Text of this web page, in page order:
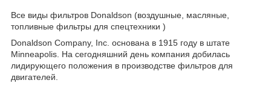
Все виды фильтров Donaldson (воздушные, масляные,
топливные фильтры для спецтехники )
Donaldson Company, Inc. основана в 1915 году в штате
Minneapolis. На сегодняшний день компания добилась
лидирующего положения в производстве фильтров для
двигателей.